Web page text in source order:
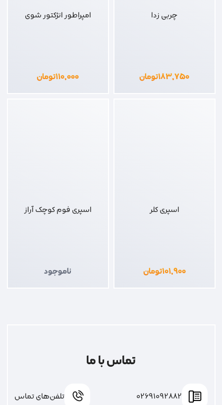
چربی زدا
۱۸۳,۷۵۰تومان
امپراطور انژکتور شوی
۱۱۰,۰۰۰تومان
اسپری کلر
۱۰۱,۹۰۰تومان
اسپری فوم کوچک آراز
ناموجود
تماس با ما
02691092882 تلفن‌های تماس